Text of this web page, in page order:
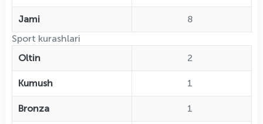
Jami
8
Sport kurashlari
Oltin
2
Kumush 1
Bronza 1